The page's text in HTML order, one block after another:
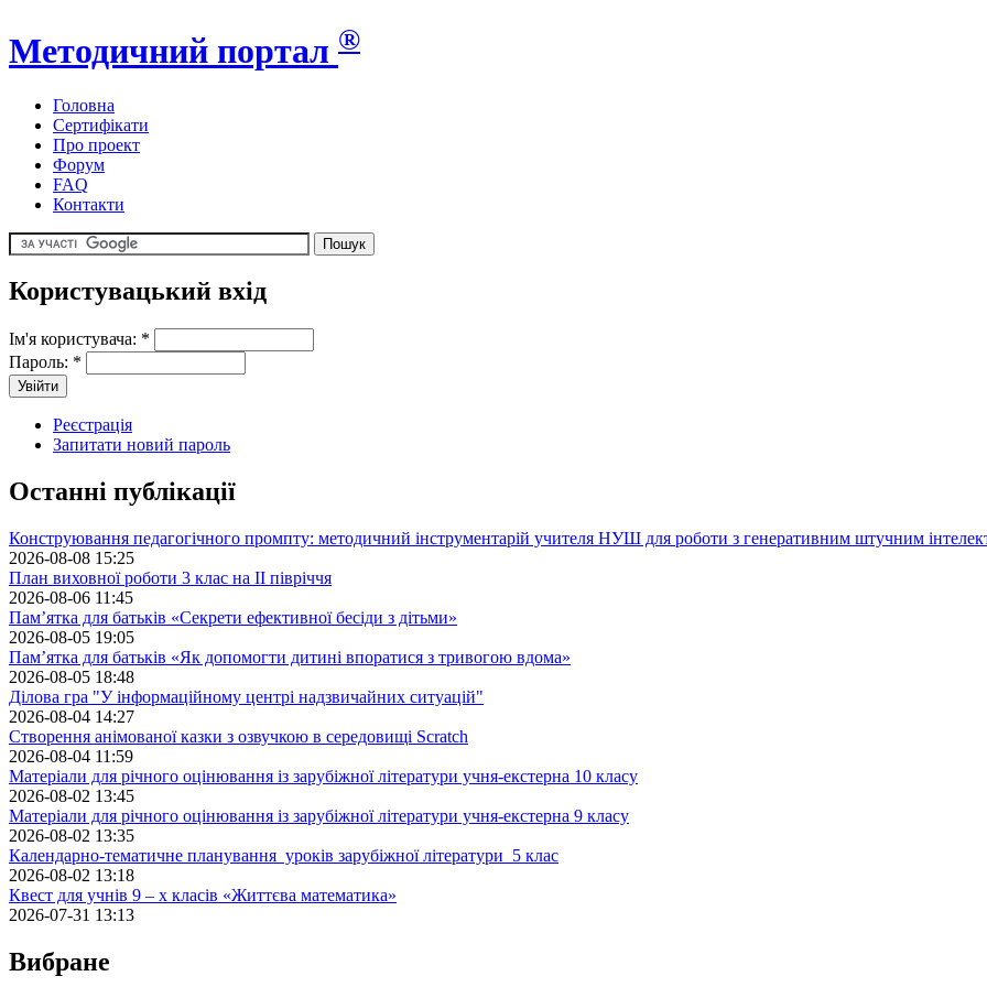
Методичний портал ®
Головна
Сертифікати
Про проект
Форум
FAQ
Контакти
Користувацький вхід
Ім'я користувача: *
Пароль: *
Реєстрація
Запитати новий пароль
Останні публікації
Конструювання педагогічного промпту: методичний інструментарій учителя НУШ для роботи з генеративним штучним
2026-08-08 15:25
План виховної роботи 3 клас на II півріччя
2026-08-06 11:45
Пам’ятка для батьків «Секрети ефективної бесіди з дітьми»
2026-08-05 19:05
Пам’ятка для батьків «Як допомогти дитині впоратися з тривогою вдома»
2026-08-05 18:48
Ділова гра "У інформаційному центрі надзвичайних ситуацій"
2026-08-04 14:27
Створення анімованої казки з озвучкою в середовищі Scratch
2026-08-04 11:59
Матеріали для річного оцінювання із зарубіжної літератури учня-екстерна 10 класу
2026-08-02 13:45
Матеріали для річного оцінювання із зарубіжної літератури учня-екстерна 9 класу
2026-08-02 13:35
Календарно-тематичне планування уроків зарубіжної літератури 5 клас
2026-08-02 13:18
Квест для учнів 9 – х класів «Життєва математика»
2026-07-31 13:13
Вибране